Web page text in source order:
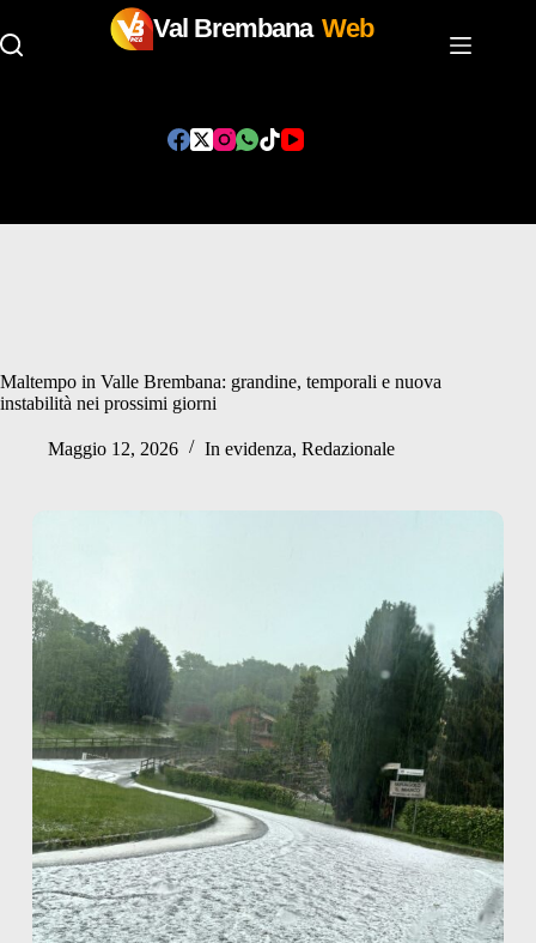
Val Brembana Web
Maltempo in Valle Brembana: grandine, temporali e nuova
instabilità nei prossimi giorni
Maggio 12, 2026 In evidenza, Redazionale